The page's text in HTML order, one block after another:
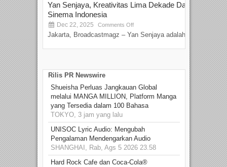
Yan Senjaya, Kreativitas Lima Dekade Dalam
Sinema Indonesia
Dec 22, 2025 Comments Off
Jakarta, Broadcastmagz – Yan Senjaya adalah...
Rilis PR Newswire
Shueisha Perluas Jangkauan Global
melalui MANGA MILLION, Platform Manga
yang Tersedia dalam 100 Bahasa
TOKYO, 3 jam yang lalu
UNISOC Lyric Audio: Mengubah
Pengalaman Mendengarkan Audio
SHANGHAI, Rab, Ags 5 2026 23.58
Hard Rock Cafe dan Coca-Cola®